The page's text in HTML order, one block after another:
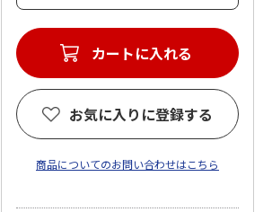
カートに入れる
お気に入りに登録する
商品についてのお問い合わせはこちら